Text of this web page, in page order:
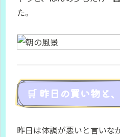
た。
🛒 昨日の買い物と
昨日は体調が悪いと言いな